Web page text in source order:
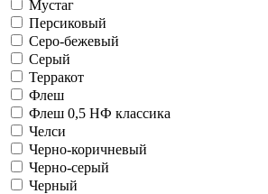
Мустаг
Персиковый
Серо-бежевый
Серый
Терракот
Флеш
Флеш 0,5 НФ классика
Челси
Черно-коричневый
Черно-серый
Черный